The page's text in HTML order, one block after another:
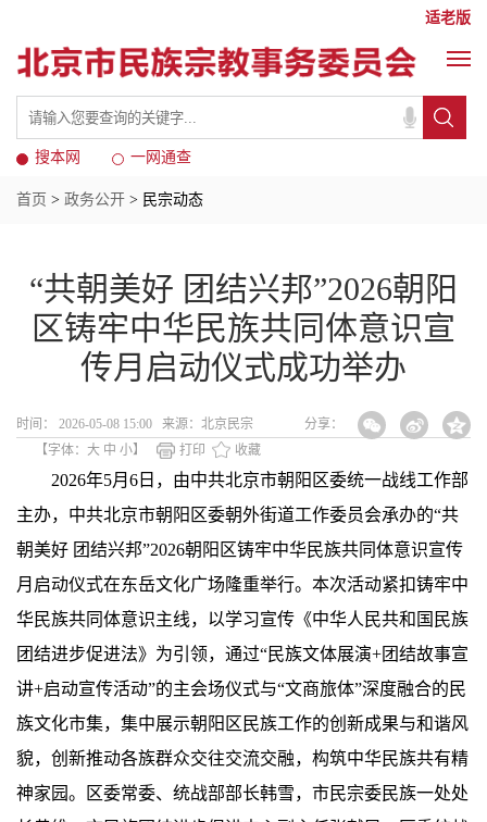
适老版
搜本网 一网通查
首页 > 政务公开 > 民宗动态
“共朝美好 团结兴邦”2026朝阳
区铸牢中华民族共同体意识宣
传月启动仪式成功举办
时间： 2026-05-08 15:00 来源：北京民宗
分享：
【字体： 大 中 小】 打印 收藏
2026年5月6日，由中共北京市朝阳区委统一战线工作部
主办，中共北京市朝阳区委朝外街道工作委员会承办的“共
朝美好 团结兴邦”2026朝阳区铸牢中华民族共同体意识宣传
月启动仪式在东岳文化广场隆重举行。本次活动紧扣铸牢中
华民族共同体意识主线，以学习宣传《中华人民共和国民族
团结进步促进法》为引领，通过“民族文体展演+团结故事宣
讲+启动宣传活动”的主会场仪式与“文商旅体”深度融合的民
族文化市集，集中展示朝阳区民族工作的创新成果与和谐风
貌，创新推动各族群众交往交流交融，构筑中华民族共有精
神家园。区委常委、统战部部长韩雪，市民宗委民族一处处